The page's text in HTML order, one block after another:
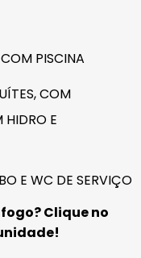
PISCINA
COM
HIDRO E
E WC DE SERVIÇO
Clique no